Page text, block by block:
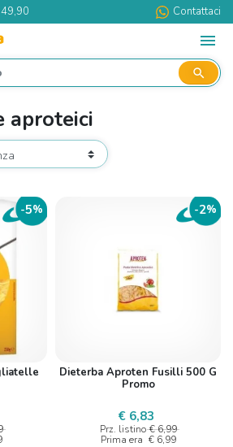
Contattaci
menu
search
aproteici
-5% -2%
Dieterba Aproten Fusilli 500 G
Promo
€ 6,83
Prz. listino € 6,99
Prima era € 6,99